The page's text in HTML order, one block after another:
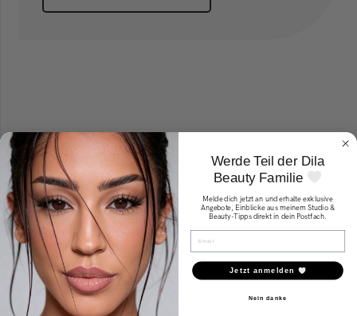
Werde Teil der Dila
Beauty Familie
Melde dich jetzt an und erhalte exklusive
Angebote, Einblicke aus meinem Studio &
Beauty-Tipps direkt in dein Postfach.
Email
Jetzt anmelden
Nein danke